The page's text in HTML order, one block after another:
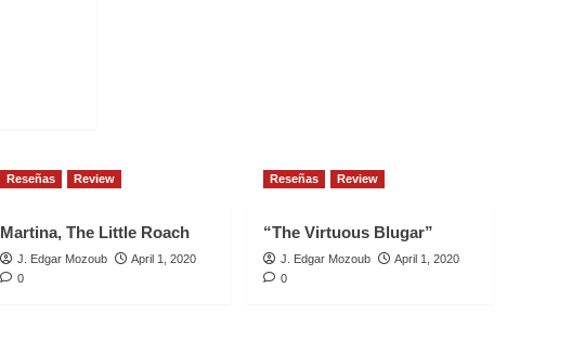
Reseñas Review
Martina, The Little Roach
J. Edgar Mozoub
April 1, 2020
0
Reseñas Review
“The Virtuous Blugar”
J. Edgar Mozoub
April 1, 2020
0